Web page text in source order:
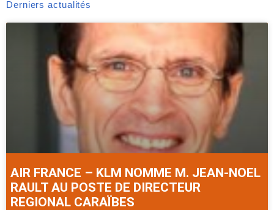
Derniers actualités
AIR FRANCE – KLM NOMME M. JEAN-NOEL
RAULT AU POSTE DE DIRECTEUR
REGIONAL CARAÏBES